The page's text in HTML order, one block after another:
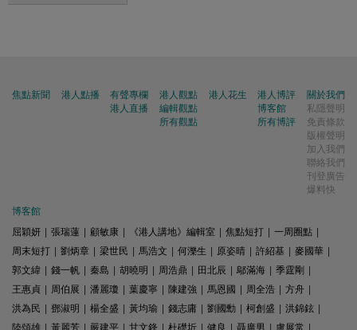
焦點新聞 港人點播
有聲專欄
港人直播
港人觀點
編輯觀點
所有觀點
港人花生
港人博評
博客館
所有博評
關於我們
私隱聲明
免責條款
版權聲明
加入我們
聯絡我們
刊登廣告
爆料快
博客館
屈穎妍
張瑞蓮 顧敏康 《港人講地》編輯室 焦點短打 一周圈點
周末短打
劉炳章 梁世民 馬浩文 何濼生 原姿晴 許紹基 麥國華
郭文緯
錢一帆 秦島 胡曉明 周浩鼎 田北辰 鄔滿海 季霆剛
王惠貞
周伯展 潘麗瓊 葉慶寧 陳建強 馬恩國 周全浩 方舟
洪為民
鄧淑明 楊全盛 黃均瑜 錢志庸 劉國勳 柯創盛 洪錦鉉
陸頌雄
黃麗芳 嚴建平 甘文鋒 杜礎圻 健良 聶廣男 盧展常